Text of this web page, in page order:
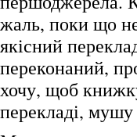
жаль, поки що
якісний
переконаний,
хочу, щоб
перекладі,